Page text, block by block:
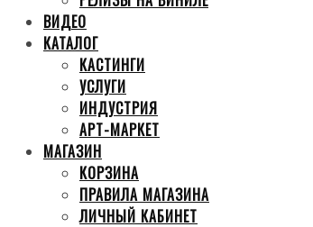
ВИДЕО
КАТАЛОГ
КАСТИНГИ
УСЛУГИ
ИНДУСТРИЯ
АРТ-МАРКЕТ
МАГАЗИН
КОРЗИНА
ПРАВИЛА МАГАЗИНА
ЛИЧНЫЙ КАБИНЕТ